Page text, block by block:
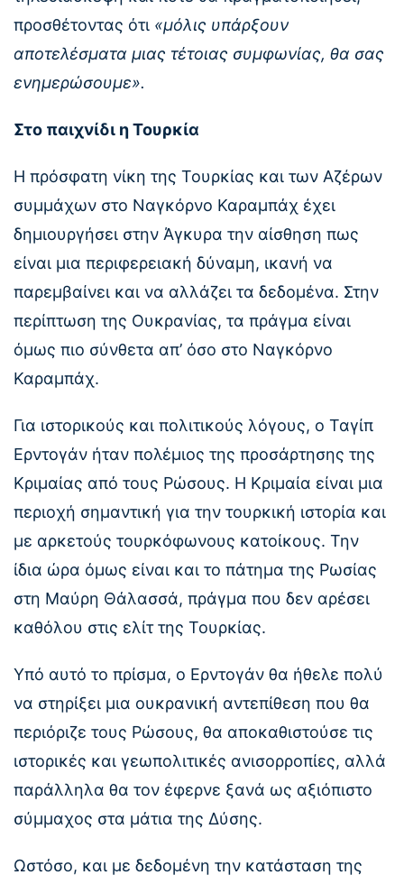
προσθέτοντας ότι «μόλις υπάρξουν
αποτελέσματα μιας τέτοιας συμφωνίας, θα σας
ενημερώσουμε».
Στο παιχνίδι η Τουρκία
Η πρόσφατη νίκη της Τουρκίας και των Αζέρων
συμμάχων στο Ναγκόρνο Καραμπάχ έχει
δημιουργήσει στην Άγκυρα την αίσθηση πως
είναι μια περιφερειακή δύναμη, ικανή να
παρεμβαίνει και να αλλάζει τα δεδομένα. Στην
περίπτωση της Ουκρανίας, τα πράγμα είναι
όμως πιο σύνθετα απ’ όσο στο Ναγκόρνο
Καραμπάχ.
Για ιστορικούς και πολιτικούς λόγους, ο Ταγίπ
Ερντογάν ήταν πολέμιος της προσάρτησης της
Κριμαίας από τους Ρώσους. Η Κριμαία είναι μια
περιοχή σημαντική για την τουρκική ιστορία και
με αρκετούς τουρκόφωνους κατοίκους. Την
ίδια ώρα όμως είναι και το πάτημα της Ρωσίας
στη Μαύρη Θάλασσά, πράγμα που δεν αρέσει
καθόλου στις ελίτ της Τουρκίας.
Υπό αυτό το πρίσμα, ο Ερντογάν θα ήθελε πολύ
να στηρίξει μια ουκρανική αντεπίθεση που θα
περιόριζε τους Ρώσους, θα αποκαθιστούσε τις
ιστορικές και γεωπολιτικές ανισορροπίες, αλλά
παράλληλα θα τον έφερνε ξανά ως αξιόπιστο
σύμμαχος στα μάτια της Δύσης.
Ωστόσο, και με δεδομένη την κατάσταση της